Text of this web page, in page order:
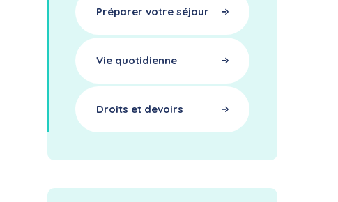
Préparer votre séjour
Vie quotidienne
Droits et devoirs